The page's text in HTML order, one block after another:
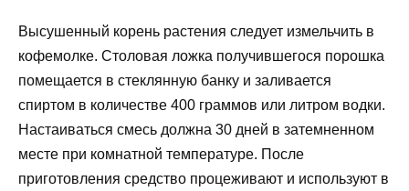
Высушенный корень растения следует измельчить в
кофемолке. Столовая ложка получившегося порошка
помещается в стеклянную банку и заливается
спиртом в количестве 400 граммов или литром водки.
Настаиваться смесь должна 30 дней в затемненном
месте при комнатной температуре. После
приготовления средство процеживают и используют в